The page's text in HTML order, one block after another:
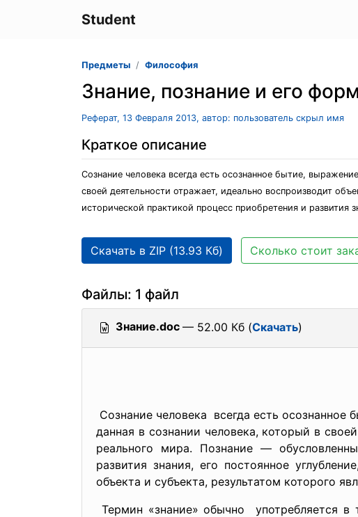
Student
Предметы Философия
Знание, познание и его
Реферат, 13 Февраля 2013, автор: пользователь скрыл имя
Краткое описание
Сознание человека всегда есть осознанное бытие,
своей деятельности отражает, идеально воспроизводит
исторической практикой процесс приобретения и развития
Скачать в ZIP (13.93 Кб) Сколько стоит
Файлы: 1 файл
Знание.doc — 52.00 Кб (Скачать)
Сознание человека всегда есть
данная в сознании человека, который в
реального мира. Познание —
развития знания, его постоянное
объекта и субъекта, результатом которого
Термин «знание» обычно употребляется